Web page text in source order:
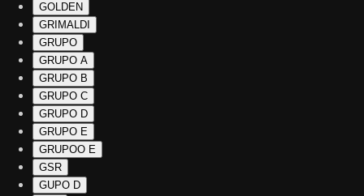
GOLDEN
GRIMALDI
GRUPO
GRUPO A
GRUPO B
GRUPO C
GRUPO D
GRUPO E
GRUPOO E
GSR
GUPO D